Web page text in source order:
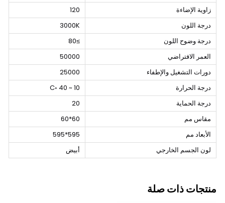
زاوية الإضاءة
120
درجة اللون
3000K
درجة وضوح اللون
≥80
العمر الافتراضي
50000
دورات التشغيل والإطفاء
25000
درجة الحرارة
10 ~ 40 ◦C
درجة الحماية
20
مقاس مم
60*60
الأبعاد مم
595*595
لون الجسم الخارجي
أبيض
منتجات ذات صلة